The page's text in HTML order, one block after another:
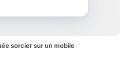
sorcier sur un mobile